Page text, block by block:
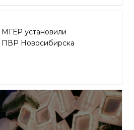
установили
ПВР Новосибирска